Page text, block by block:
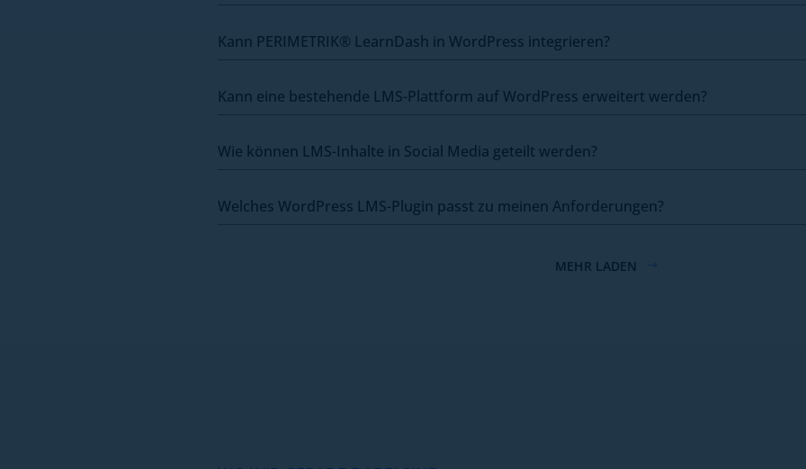
Kann PERIMETRIK® LearnDash in WordPress integrieren?
Kann eine bestehende LMS-Plattform auf WordPress erweitert werden?
Wie können LMS-Inhalte in Social Media geteilt werden?
Welches WordPress LMS-Plugin passt zu meinen Anforderungen?
MEHR LADEN